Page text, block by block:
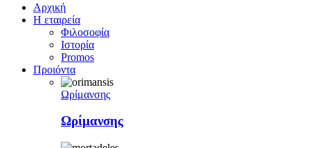
Αρχική
Η εταιρεία
Φιλοσοφία
Ιστορία
Promos
Προιόντα
Ωρίμανσης
Ωρίμανσης